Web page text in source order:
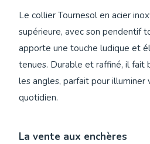
Le collier Tournesol en acier
supérieure, avec son pendentif
apporte une touche ludique et
tenues. Durable et raffiné, il fait
les angles, parfait pour illuminer
quotidien.
La vente aux enchères